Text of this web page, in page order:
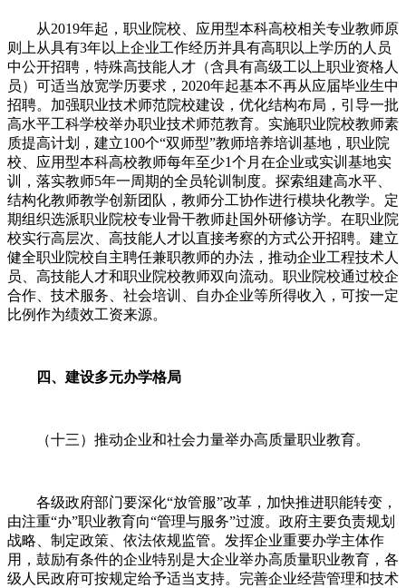
从2019年起，职业院校、应用型本科高校相关专业教师原
则上从具有3年以上企业工作经历并具有高职以上学历的人员
中公开招聘，特殊高技能人才（含具有高级工以上职业资格人
员）可适当放宽学历要求，2020年起基本不再从应届毕业生中
招聘。加强职业技术师范院校建设，优化结构布局，引导一批
高水平工科学校举办职业技术师范教育。实施职业院校教师素
质提高计划，建立100个“双师型”教师培养培训基地，职业院
校、应用型本科高校教师每年至少1个月在企业或实训基地实
训，落实教师5年一周期的全员轮训制度。探索组建高水平、
结构化教师教学创新团队，教师分工协作进行模块化教学。定
期组织选派职业院校专业骨干教师赴国外研修访学。在职业院
校实行高层次、高技能人才以直接考察的方式公开招聘。建立
健全职业院校自主聘任兼职教师的办法，推动企业工程技术人
员、高技能人才和职业院校教师双向流动。职业院校通过校企
合作、技术服务、社会培训、自办企业等所得收入，可按一定
比例作为绩效工资来源。
四、建设多元办学格局
（十三）推动企业和社会力量举办高质量职业教育。
各级政府部门要深化“放管服”改革，加快推进职能转变，
由注重“办”职业教育向“管理与服务”过渡。政府主要负责规划
战略、制定政策、依法依规监管。发挥企业重要办学主体作
用，鼓励有条件的企业特别是大企业举办高质量职业教育，各
级人民政府可按规定给予适当支持。完善企业经营管理和技术